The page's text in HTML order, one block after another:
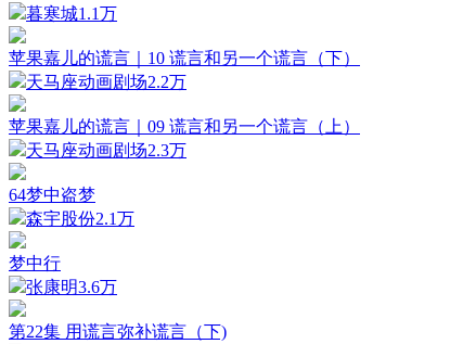
暮寒城1.1万
苹果嘉儿的谎言｜10 谎言和另一个谎言（下）
天马座动画剧场2.2万
苹果嘉儿的谎言｜09 谎言和另一个谎言（上）
天马座动画剧场2.3万
64梦中盗梦
森宇股份2.1万
梦中行
张康明3.6万
第22集 用谎言弥补谎言（下)